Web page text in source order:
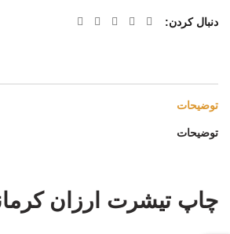
دنبال کردن
توضیحات
توضیحات
چاپ تیشرت ارزان